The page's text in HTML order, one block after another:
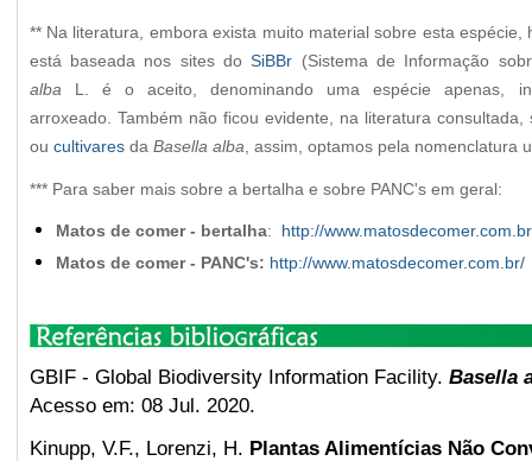
** Na literatura, embora exista muito material sobre esta
está baseada nos sites doSiBBr (Sistema de Informação
alba L. é o aceito, denominando uma espécie apenas,
arroxeado. Também não ficou evidente, na literatura
ou cultivaresda Basella alba , assim, optamos pela
*** Para saber mais sobre a bertalha e sobre PANC's em geral:
Matos de comer - bertalha: http://
Matos de comer - PANC's: http://www.matosdecomer.com.br/
GBIF - Global Biodiversity Information Facility. Basella
Acesso em: 08 Jul. 2020.
Kinupp, V.F., Lorenzi, H. Plantas Alimentícias Não